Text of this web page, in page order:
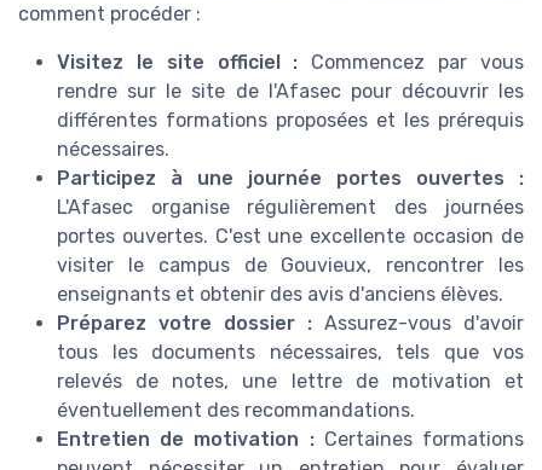
comment procéder :
Visitez le site officiel : Commencez par vous
rendre sur le site de l'Afasec pour découvrir les
différentes formations proposées et les prérequis
nécessaires.
Participez à une journée portes ouvertes :
L'Afasec organise régulièrement des journées
portes ouvertes. C'est une excellente occasion de
visiter le campus de Gouvieux, rencontrer les
enseignants et obtenir des avis d'anciens élèves.
Préparez votre dossier : Assurez-vous d'avoir
tous les documents nécessaires, tels que vos
relevés de notes, une lettre de motivation et
éventuellement des recommandations.
Entretien de motivation :Certaines formations